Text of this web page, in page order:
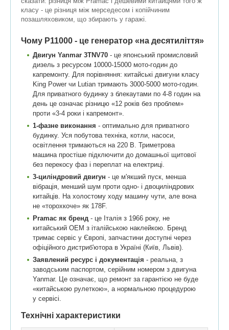
класу - це різниця між мерседесом і копійчиним
позашляховиком, що збирають у гаражі.
Чому P11000 - це генератор «на десятиліття»
Двигун Yanmar 3TNV70 - це японський промисловий
дизель з ресурсом 10000-15000 мото-годин до
капремонту. Для порівняння: китайські двигуни класу
King Power чи Lutian тримають 3000-5000 мото-годин.
Для приватного будинку з блекаутами по 4-8 годин на
день це означає різницю «12 років без проблем»
проти «3-4 роки і капремонт».
1-фазне виконання - оптимально для приватного
будинку. Уся побутова техніка, котли, насоси,
освітлення тримаються на 220 В. Триметрова
машина простіше підключити до домашньої щитової
без перекосу фаз і переплат на електриці.
3-циліндровий двигун - це м'якший пуск, менша
вібрація, менший шум проти одно- і двоциліндрових
китайців. На холостому ходу машину чути, але вона
не «торохкоче» як 178F.
Pramac як бренд - це Італія з 1966 року, не
китайський OEM з італійською наклейкою. Бренд
тримає сервіс у Європі, запчастини доступні через
офіційного дистриб'ютора в Україні (Київ, Львів).
Заявлений ресурс і документація - реальна, з
заводським паспортом, серійним номером з двигуна
Yanmar. Це означає, що ремонт за гарантією не буде
«китайською рулеткою», а нормальною процедурою
у сервісі.
Технічні характеристики